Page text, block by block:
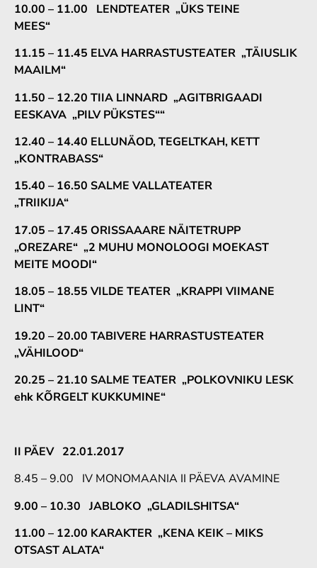
10.00 – 11.00 LENDTEATER „ÜKS TEINE
MEES“
11.15 – 11.45 ELVA HARRASTUSTEATER „TÄIUSLIK
MAAILM“
11.50 – 12.20 TIIA LINNARD „AGITBRIGAADI
EESKAVA „PILV PÜKSTES““
12.40 – 14.40 ELLUNÄOD, TEGELTKAH, KETT
„KONTRABASS“
15.40 – 16.50 SALME VALLATEATER
„TRIIKIJA“
17.05 – 17.45 ORISSAAARE NÄITETRUPP
„OREZARE“ „2 MUHU MONOLOOGI MOEKAST
MEITE MOODI“
18.05 – 18.55 VILDE TEATER „KRAPPI VIIMANE
LINT“
19.20 – 20.00 TABIVERE HARRASTUSTEATER
„VÄHILOOD“
20.25 – 21.10 SALME TEATER „POLKOVNIKU LESK
ehk KÕRGELT KUKKUMINE“
II PÄEV 22.01.2017
8.45 – 9.00 IV MONOMAANIA II PÄEVA AVAMINE
9.00 – 10.30 JABLOKO „GLADILSHITSA“
11.00 – 12.00 KARAKTER „KENA KEIK – MIKS
OTSAST ALATA“